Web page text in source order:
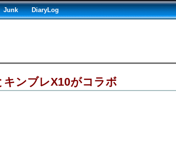
Junk DiaryLog
ンブレX10がコラボ